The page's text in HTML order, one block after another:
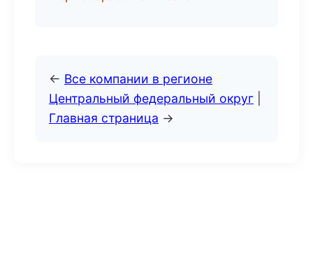
← Все компании в регионе
Центральный федеральный округ
Главная страница →